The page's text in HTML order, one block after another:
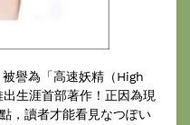
譽為「高速妖精（High
生涯首部著作！正因為現
，讀者才能看見なつぽい